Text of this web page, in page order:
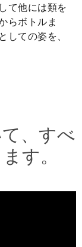
て他には類を
らボトルま
しての姿を、
、すべ
す。